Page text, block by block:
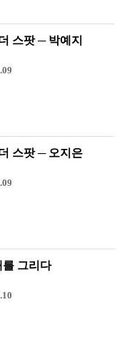
스팟 ─ 박예지
스팟 ─ 오지은
를 그리다